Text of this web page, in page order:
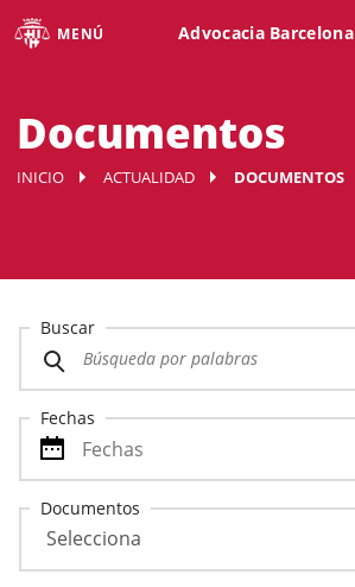
MENÚ Advocacia Barcelona
Documentos
INICIO ACTUALIDAD DOCUMENTOS
Buscar
Fechas
Documentos